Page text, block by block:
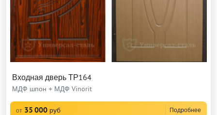
Входная дверь ТР164
МДФ шпон + МДФ Vinorit
от 35 000 руб Подробнее